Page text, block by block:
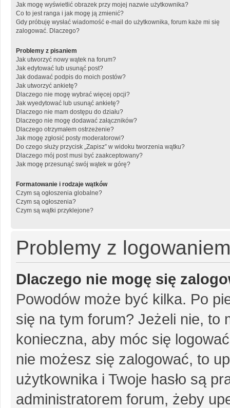
Jak mogę wyświetlić obrazek przy mojej nazwie użytkownika?
Co to jest ranga i jak mogę ją zmienić?
Gdy próbuję wysłać wiadomość e-mail do użytkownika, forum każe mi się
zalogować. Dlaczego?
Problemy z pisaniem
Jak utworzyć nowy wątek na forum?
Jak edytować lub usunąć post?
Jak dodawać podpis do moich postów?
Jak utworzyć ankietę?
Dlaczego nie mogę wybrać więcej opcji?
Jak wyedytować lub usunąć ankietę?
Dlaczego nie mam dostępu do działu?
Dlaczego nie mogę dodawać załączników?
Dlaczego otrzymałem ostrzeżenie?
Jak mogę zgłosić posty moderatorowi?
Do czego służy przycisk „Zapisz” w widoku tworzenia wątku?
Dlaczego mój post musi być zaakceptowany?
Jak mogę przesunąć swój wątek w górę?
Formatowanie i rodzaje wątków
Czym są ogłoszenia globalne?
Czym są ogłoszenia?
Czym są wątki przyklejone?
Problemy z
Dlaczego nie mogę się
Powodów może być kilka. Po
się na tym forum? Jeżeli nie, to
konieczna, aby móc się
nie możesz się zalogować, to
użytkownika i Twoje hasło są
administratorem forum, żeby